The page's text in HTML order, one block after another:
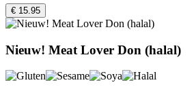
€ 15.95
Nieuw! Meat Lover Don (halal)